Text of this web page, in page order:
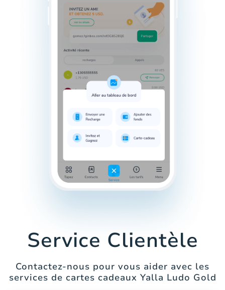
Service Clientèle
Contactez-nous pour vous aider avec les
services de cartes cadeaux Yalla Ludo Gold